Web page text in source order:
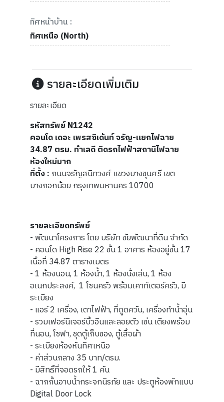
ทิศหน้าบ้าน :
ทิศเหนือ (North)
รายละเอียดเพิ่มเติม
รายละเอียด
รหัสทรัพย์ N1242
คอนโด เดอะ เพรสซิเด้นท์ จรัญ-แยกไฟฉาย
34.87 ตรม. ทำเลดี ติดรถไฟฟ้าสถานีไฟฉาย
ห้องใหม่มาก
ที่ตั้ง : ถนนจรัญสนิทวงศ์ แขวงบางขุนศรี เขต
บางกอกน้อย กรุงเทพมหานคร 10700
รายละเอียดทรัพย์
- พัฒนาโครงการ โดย บริษัท ชัยพัฒนาที่ดิน จำกัด
- คอนโด High Rise 22 ชั้น 1 อาคาร ห้องอยู่ชั้น 17
เนื้อที่ 34.87 ตารางเมตร
- 1 ห้องนอน, 1 ห้องน้ำ, 1 ห้องนั่งเล่น, 1 ห้อง
อเนกประสงค์, 1 โซนครัว พร้อมเคาท์เตอร์ครัว, มี
ระเบียง
- แอร์ 2 เครื่อง, เตาไฟฟ้า, ที่ดูดควัน, เครื่องทำน้ำอุ่น
- รวมเฟอร์นิเจอร์บิ้วอินและลอยตัว เช่น เตียงพร้อม
ที่นอน, โซฟา, ชุดตู้เก็บของ, ตู้เสื้อผ้า
- ระเบียงห้องหันทิศเหนือ
- ค่าส่วนกลาง 35 บาท/ตรม.
- มีสิทธิ์ที่จอดรถให้ 1 คัน
- ฉากกั้นอาบน้ำกระจกนิรภัย และ ประตูห้องพักแบบ
Digital Door Lock